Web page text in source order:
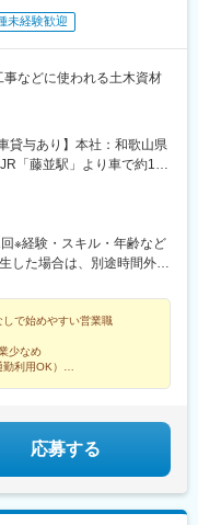
未経験歓迎
事などに使われる土木資材
貸与あり】本社：和歌山県
「藤並駅」より車で約10
！ガソリンカード、ETC
まま通勤に使用してOKで
※経験・スキル・年齢など
した場合は、別途時間外手
で始めやすい営業職
少なめ
利用OK）
応募する